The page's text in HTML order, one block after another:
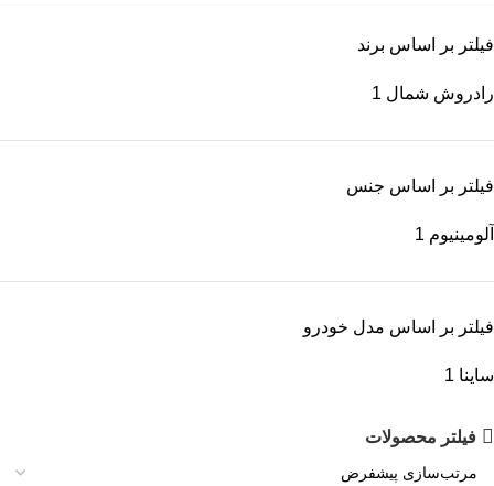
فیلتر بر اساس برند
رادروش شمال 1
فیلتر بر اساس جنس
آلومینیوم 1
فیلتر بر اساس مدل خودرو
ساینا 1
فیلتر محصولات